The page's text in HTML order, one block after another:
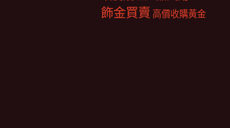
飾金買賣 高價收購黃金